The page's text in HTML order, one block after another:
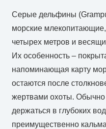
Серые дельфины
морские
четырех метров и
Их особенность –
напоминающая карту
остаются после
жертвами охоты. Обычно
держаться в глубоких
преимущественно